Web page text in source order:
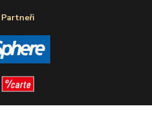
Partneři